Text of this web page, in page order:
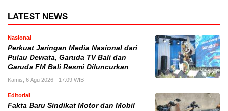
LATEST NEWS
Nasional
Perkuat Jaringan Media Nasional dari
Pulau Dewata, Garuda TV Bali dan
Garuda FM Bali Resmi Diluncurkan
Kamis, 6 Agu 2026 - 17:09 WIB
Editorial
Fakta Baru Sindikat Motor dan Mobil